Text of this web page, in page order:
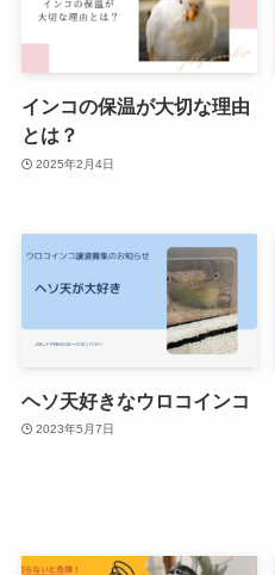
インコの保温が大切な理由
とは？
2025年2月4日
ヘソ天好きなウロコインコ
2023年5月7日